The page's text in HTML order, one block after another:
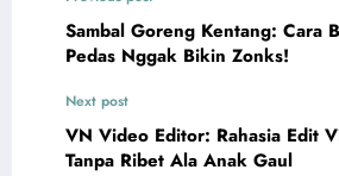
Sambal Goreng Kentang: Cara
Pedas Nggak Bikin Zonks!
Next post
VN Video Editor: Rahasia Edit
Tanpa Ribet Ala Anak Gaul